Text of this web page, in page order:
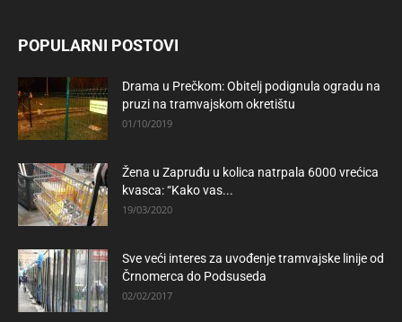
POPULARNI POSTOVI
Drama u Prečkom: Obitelj podignula ogradu na
pruzi na tramvajskom okretištu
01/10/2019
Žena u Zapruđu u kolica natrpala 6000 vrećica
kvasca: “Kako vas...
19/03/2020
Sve veći interes za uvođenje tramvajske linije od
Črnomerca do Podsuseda
02/02/2017